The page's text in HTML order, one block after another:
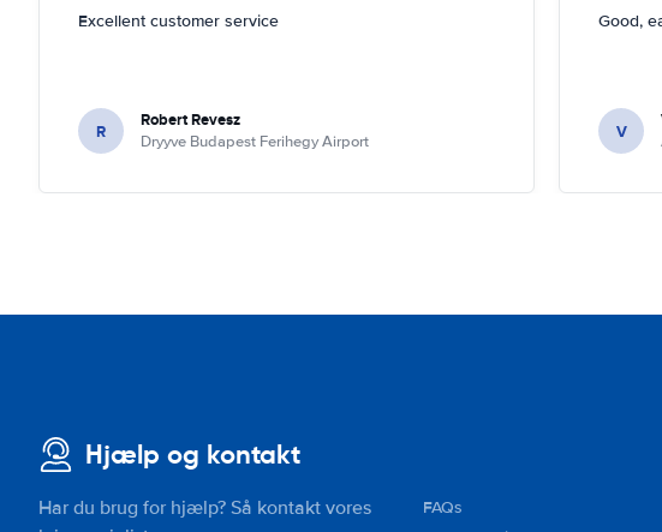
Excellent customer service
R Robert Revesz
Dryyve Budapest Ferihegy Airport
Good,
V
Hjælp og kontakt
Har du brug for hjælp? Så kontakt vores
FAQs